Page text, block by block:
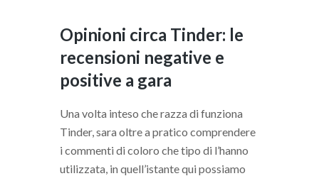
Opinioni circa Tinder: le
recensioni negative e
positive a gara
Una volta inteso che razza di funziona
Tinder, sara oltre a pratico comprendere
i commenti di coloro che tipo di l’hanno
utilizzata, in quell’istante qui possiamo